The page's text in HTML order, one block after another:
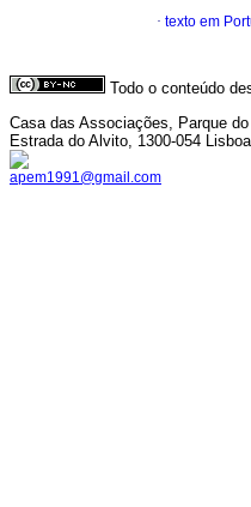
· texto em
Todo o conteúdo
Casa das Associações, Parque
Estrada do Alvito, 1300-054 Lisboa
apem1991@gmail.com